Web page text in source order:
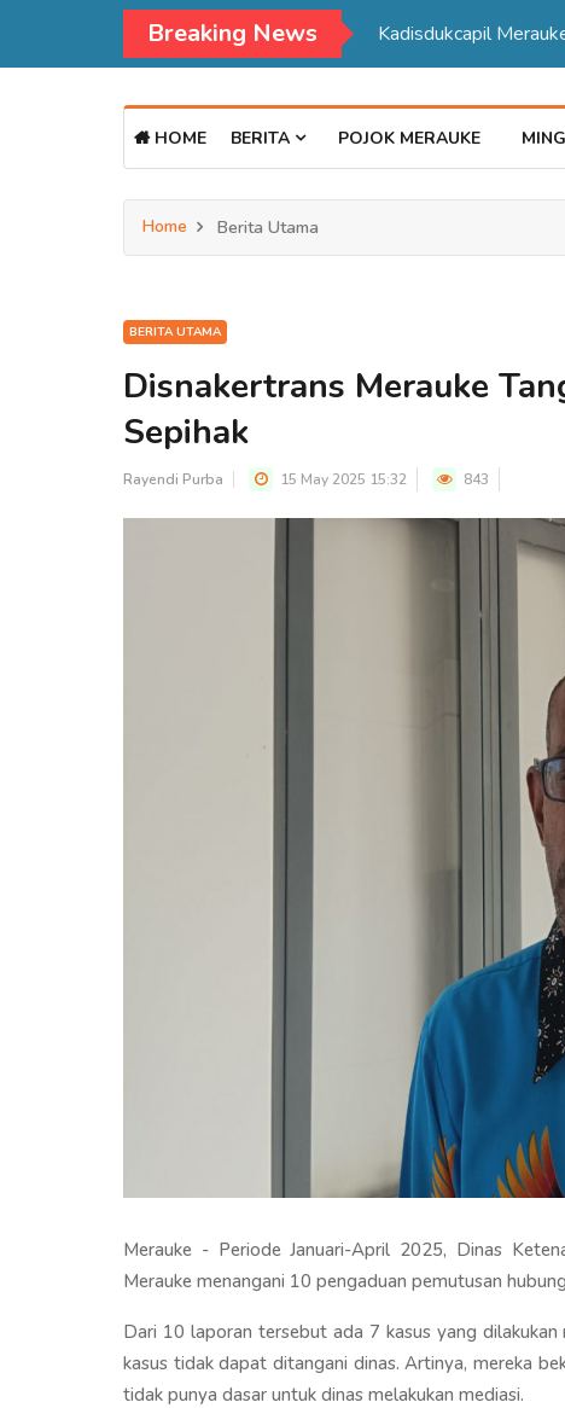
Breaking News Kadisdukcapil
HOME BERITA POJOK MERAUKE
Home Berita Utama
BERITA UTAMA
Disnakertrans Merauke
Sepihak
Rayendi Purba 15 May 2025 15:32 843
Merauke - Periode Januari-April 2025, Dinas
Merauke menangani 10 pengaduan pemutusan
Dari 10 laporan tersebut ada 7 kasus yang
kasus tidak dapat ditangani dinas. Artinya, mereka
tidak punya dasar untuk dinas melakukan mediasi.